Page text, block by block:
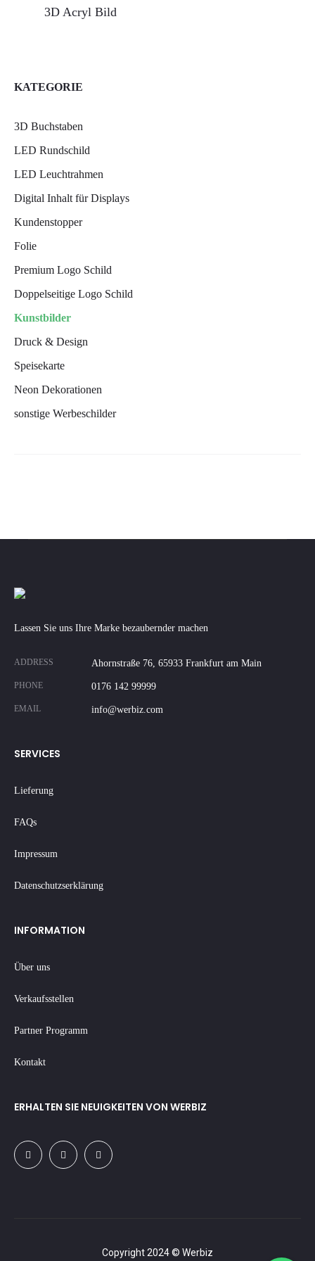
3D Acryl Bild
KATEGORIE
3D Buchstaben
LED Rundschild
LED Leuchtrahmen
Digital Inhalt für Displays
Kundenstopper
Folie
Premium Logo Schild
Doppelseitige Logo Schild
Kunstbilder
Druck & Design
Speisekarte
Neon Dekorationen
sonstige Werbeschilder
Lassen Sie uns Ihre Marke bezaubernder machen
ADDRESS Ahornstraße 76, 65933 Frankfurt am Main
PHONE 0176 142 99999
EMAIL info@werbiz.com
SERVICES
Lieferung
FAQs
Impressum
Datenschutzserklärung
INFORMATION
Über uns
Verkaufsstellen
Partner Programm
Kontakt
ERHALTEN SIE NEUIGKEITEN VON WERBIZ
Copyright 2024 © Werbiz